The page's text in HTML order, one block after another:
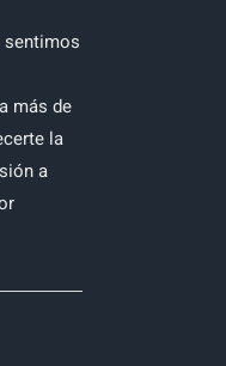
sentimos
más de
la
a